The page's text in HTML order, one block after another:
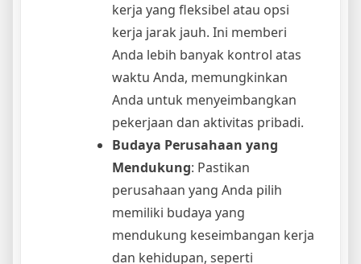
kerja yang fleksibel atau opsi
kerja jarak jauh. Ini memberi
Anda lebih banyak kontrol atas
waktu Anda, memungkinkan
Anda untuk menyeimbangkan
pekerjaan dan aktivitas pribadi.
Budaya Perusahaan yang
Mendukung: Pastikan
perusahaan yang Anda pilih
memiliki budaya yang
mendukung keseimbangan kerja
dan kehidupan, seperti